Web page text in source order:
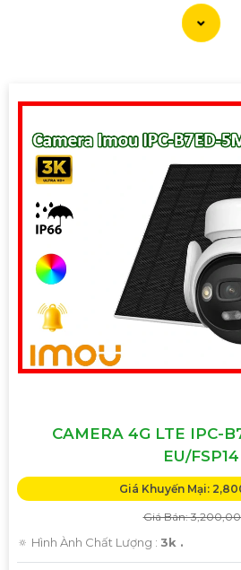
CAMERA 4G LTE IPC-
EU/FSP14
Giá Khuyến Mại:
Giá Bán:
🔅 Hình Ành Chất Lượng : 3k .